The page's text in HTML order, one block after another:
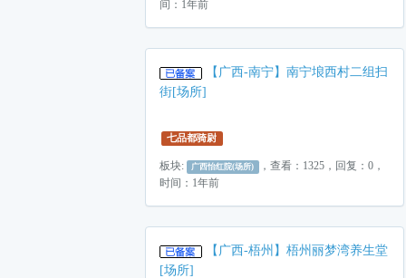
间：1年前
【广西-南宁】南宁埌西村二组扫
街[场所]
七品都骑尉
板块: 广西怡红院(场所) ，查看：1325，回复：0，
时间：1年前
【广西-梧州】梧州丽梦湾养生堂
[场所]